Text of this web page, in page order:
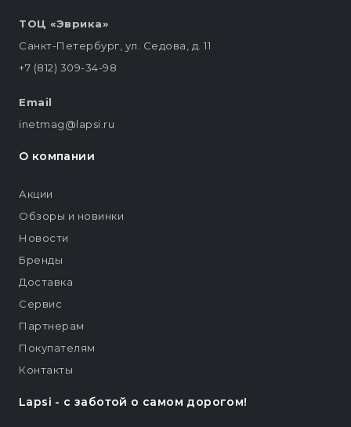
Lapsi - c заботой о самом дорогом!
ТОЦ «Эврика»
Санкт-Петербург, ул. Седова, д. 11
+7 (812) 309-34-98
Email
inetmag@lapsi.ru
О компании
Акции
Обзоры и новинки
Новости
Бренды
Доставка
Сервис
Партнерам
Покупателям
Контакты